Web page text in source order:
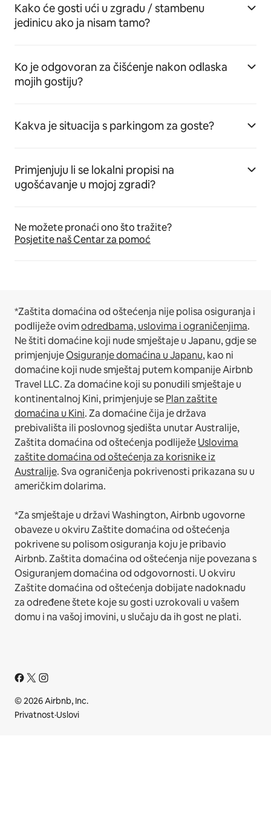
Kako će gosti ući u zgradu / stambenu
jedinicu ako ja nisam tamo?
Ko je odgovoran za čišćenje nakon odlaska
mojih gostiju?
Kakva je situacija s parkingom za goste?
Primjenjuju li se lokalni propisi na
ugošćavanje u mojoj zgradi?
Ne možete pronaći ono što tražite?
Posjetite naš Centar za pomoć
*Zaštita domaćina od oštećenja nije polisa osiguranja i
podliježe ovimodredbama, uslovima i ograničenjima.
Ne štiti domaćine koji nude smještaje u Japanu, gdje se
primjenjujeOsiguranje domaćina u Japanu, kao ni
domaćine koji nude smještaj putem kompanije Airbnb
Travel LLC.Za domaćine koji su ponudili smještaje u
kontinentalnoj Kini, primjenjuje sePlan zaštite
domaćina u Kini.Za domaćine čija je država
prebivališta ili poslovnog sjedišta unutar Australije,
Zaštita domaćina od oštećenja podliježeUslovima
zaštite domaćina od oštećenja za korisnike iz
Australije. Sva ograničenja pokrivenosti prikazana su u
američkim dolarima.
*Za smještaje u državi Washington, Airbnb ugovorne
obaveze u okviru Zaštite domaćina od oštećenja
pokrivene su polisom osiguranja koju je pribavio
Airbnb. Zaštita domaćina od oštećenja nije povezana s
Osiguranjem domaćina od odgovornosti. U okviru
Zaštite domaćina od oštećenja dobijate nadoknadu
za određene štete koje su gosti uzrokovali u vašem
domu i na vašoj imovini, u slučaju da ih gost ne plati.
© 2026 Airbnb, Inc.
Privatnost·Uslovi